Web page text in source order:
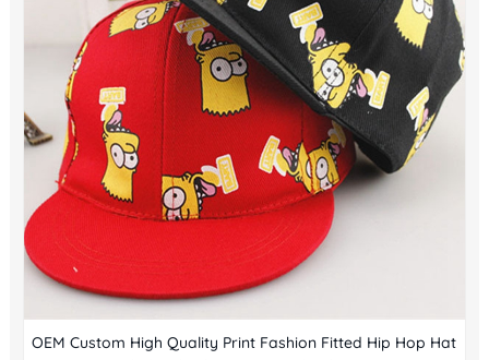
OEM Custom High Quality Print Fashion Fitted Hip Hop Hat